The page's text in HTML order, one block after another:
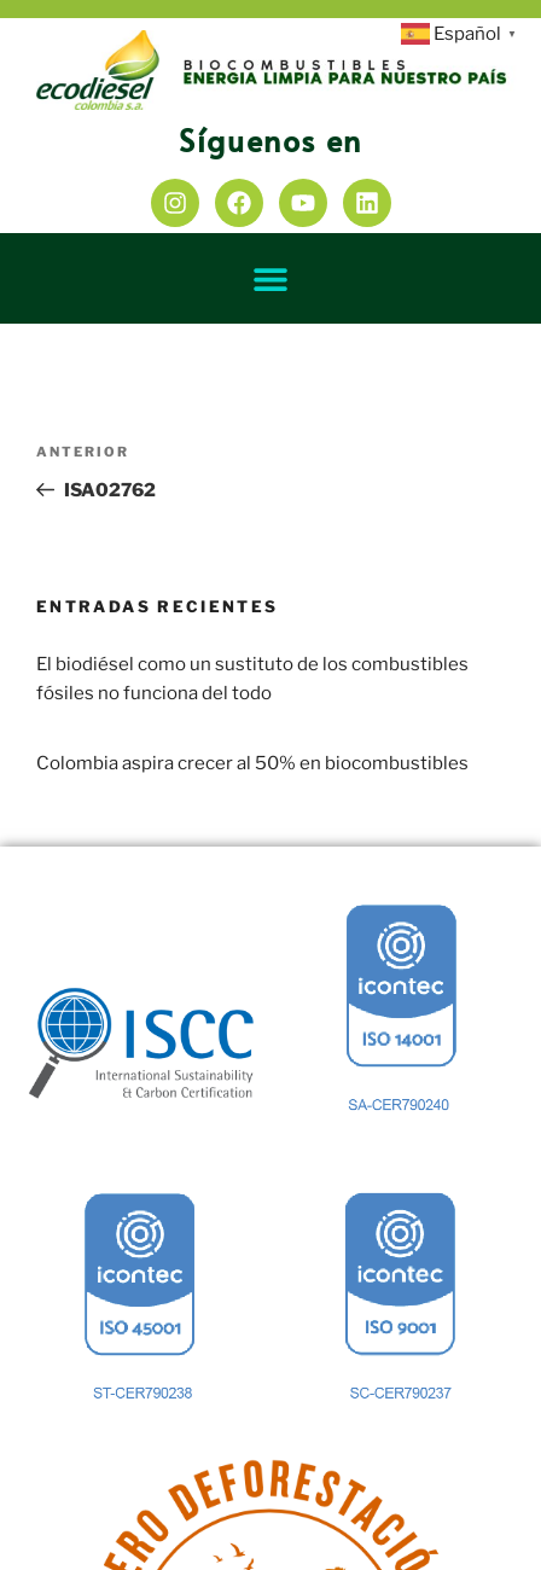
Síguenos en
ANTERIOR
ISA02762
ENTRADAS RECIENTES
El biodiésel como un sustituto de los combustibles
fósiles no funciona del todo
Colombia aspira crecer al 50% en biocombustibles
Español ▼